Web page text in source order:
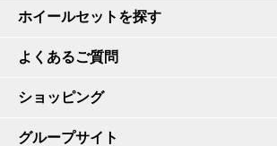
ホイールセットを探す
よくあるご質問
ショッピング
グループサイト